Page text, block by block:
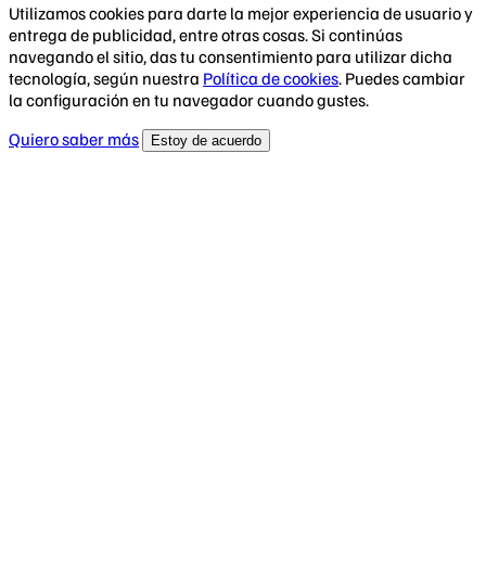
Utilizamos cookies para darte la mejor experiencia de usuario y
entrega de publicidad, entre otras cosas. Si continúas
navegando el sitio, das tu consentimiento para utilizar dicha
tecnología, según nuestra Política de cookies. Puedes cambiar
la configuración en tu navegador cuando gustes.
Quiero saber más
Estoy de acuerdo